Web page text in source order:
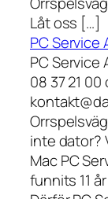
Låt oss […]
PC Service
PC Service
08 37 21
inte dator?
Mac PC
funnits 11